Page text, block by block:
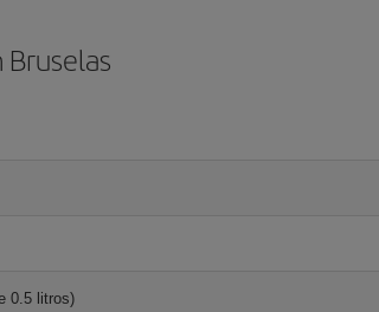
0.5 litros)